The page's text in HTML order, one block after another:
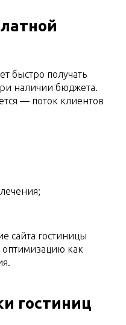
быстро получать
наличии бюджета.
— поток клиентов
сайта гостиницы
как
гостиниц